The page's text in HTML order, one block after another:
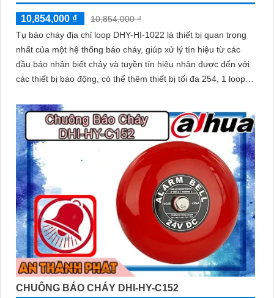
10,854,000 ₫
10,854,000 ₫
Tụ báo cháy địa chỉ loop DHY-HI-1022 là thiết bị quan trọng
nhất của một hệ thống báo cháy, giúp xử lý tín hiệu từ các
đầu báo nhận biết cháy và tuyền tín hiệu nhận được đến với
các thiết bị báo động, có thể thêm thiết bị tối đa 254, 1 loop,
CHUÔNG BÁO CHÁY DHI-HY-C152